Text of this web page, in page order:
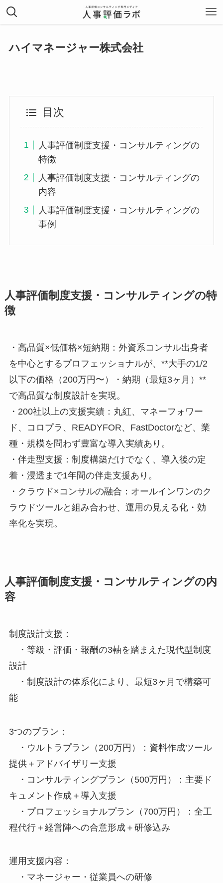
ハイマネージャー株式会社
目次
人事評価制度支援・コンサルティングの
特徴
人事評価制度支援・コンサルティングの
内容
人事評価制度支援・コンサルティングの
事例
人事評価制度支援・コンサルティングの特
徴
・高品質×低価格×短納期：外資系コンサル出身者
を中心とするプロフェッショナルが、**大手の1/2
以下の価格（200万円〜）・納期（最短3ヶ月）**
で高品質な制度設計を実現。
・200社以上の支援実績：丸紅、マネーフォワー
ド、コロプラ、READYFOR、FastDoctorなど、業
種・規模を問わず豊富な導入実績あり。
・伴走型支援：制度構築だけでなく、導入後の定
着・浸透まで1年間の伴走支援あり。
・クラウド×コンサルの融合：オールインワンのク
ラウドツールと組み合わせ、運用の見える化・効
率化を実現。
人事評価制度支援・コンサルティングの内
容
制度設計支援：
・等級・評価・報酬の3軸を踏まえた現代型制度
設計
・制度設計の体系化により、最短3ヶ月で構築可
能
3つのプラン：
・ウルトラプラン（200万円）：資料作成ツール
提供＋アドバイザリー支援
・コンサルティングプラン（500万円）：主要ド
キュメント作成＋導入支援
・プロフェッショナルプラン（700万円）：全工
程代行＋経営陣への合意形成＋研修込み
運用支援内容：
・マネージャー・従業員への研修